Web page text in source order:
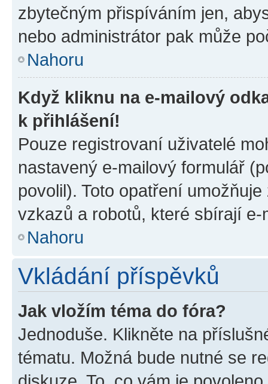
zbytečným přispíváním jen,
nebo administrátor pak může
Nahoru
Když kliknu na e-mailový
k přihlášení!
Pouze registrovaní uživatelé
nastavený e-mailový formulář
povolil). Toto opatření
vzkazů a robotů, které sbírají e-
Nahoru
Vkládání příspěvků
Jak vložím téma do fóra?
Jednoduše. Klikněte na
tématu. Možná bude nutné se